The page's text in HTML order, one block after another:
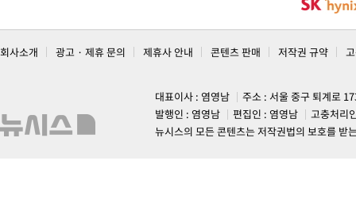
회사소개 광고 · 제휴 문의 제휴사 안내 콘텐츠 판매 저작권 규약
대표이사 : 염영남
주소 : 서울 중구 퇴계로
발행인 : 염영남
편집인 : 염영남
고충처리
뉴시스의 모든 콘텐츠는 저작권법의 보호를